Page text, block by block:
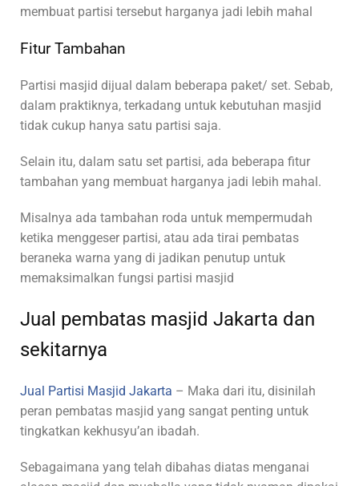
membuat partisi tersebut harganya jadi lebih mahal
Fitur Tambahan
Partisi masjid dijual dalam beberapa paket/ set. Sebab,
dalam praktiknya, terkadang untuk kebutuhan masjid
tidak cukup hanya satu partisi saja.
Selain itu, dalam satu set partisi, ada beberapa fitur
tambahan yang membuat harganya jadi lebih mahal.
Misalnya ada tambahan roda untuk mempermudah
ketika menggeser partisi, atau ada tirai pembatas
beraneka warna yang di jadikan penutup untuk
memaksimalkan fungsi partisi masjid
Jual pembatas masjid Jakarta dan
sekitarnya
Jual Partisi Masjid Jakarta – Maka dari itu, disinilah
peran pembatas masjid yang sangat penting untuk
tingkatkan kekhusyu’an ibadah.
Sebagaimana yang telah dibahas diatas menganai